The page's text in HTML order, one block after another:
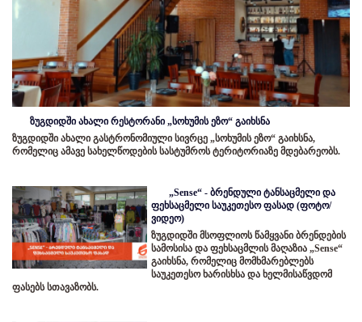
ზუგდიდში ახალი რესტორანი „სოხუმის ეზო“ გაიხსნა
ზუგდიდში ახალი გასტრონომიული სივრცე „სოხუმის ეზო“ გაიხსნა,
რომელიც ამავე სახელწოდების სასტუმროს ტერიტორიაზე მდებარეობს.
„Sense“ - ბრენდული ტანსაცმელი და
ფეხსაცმელი საუკეთესო ფასად (ფოტო/
ვიდეო)
ზუგდიდში მსოფლიოს წამყვანი ბრენდების
სამოსისა და ფეხსაცმლის მაღაზია „Sense“
გაიხსნა, რომელიც მომხმარებლებს
საუკეთესო ხარისხსა და ხელმისაწვდომ
ფასებს სთავაზობს.